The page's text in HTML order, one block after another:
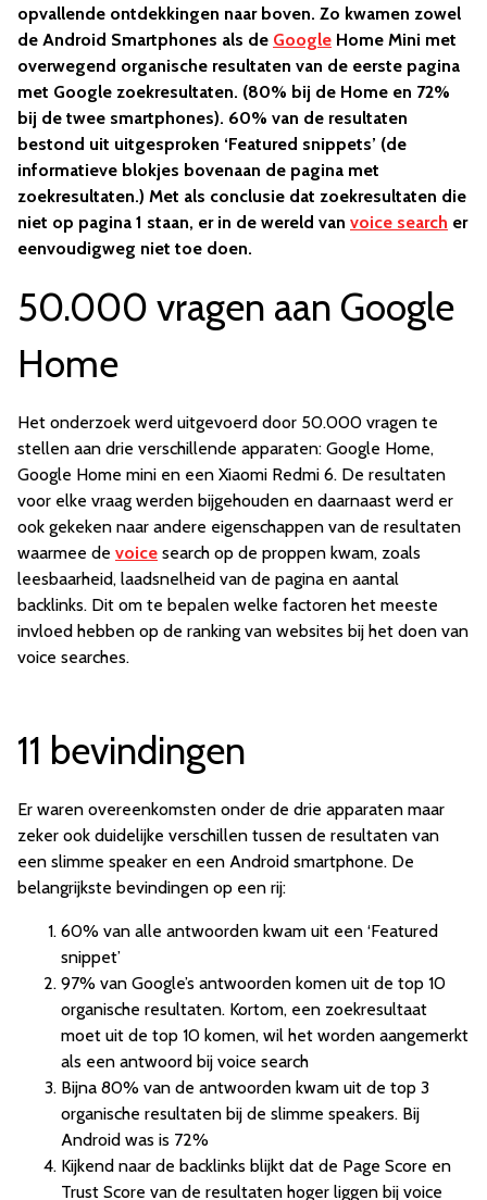
opvallende ontdekkingen naar boven. Zo kwamen zowel
de Android Smartphones als de Google Home Mini met
overwegend organische resultaten van de eerste pagina
met Google zoekresultaten. (80% bij de Home en 72%
bij de twee smartphones). 60% van de resultaten
bestond uit uitgesproken ‘Featured snippets’ (de
informatieve blokjes bovenaan de pagina met
zoekresultaten.) Met als conclusie dat zoekresultaten die
niet op pagina 1 staan, er in de wereld van voice search er
eenvoudigweg niet toe doen.
50.000 vragen aan Google
Home
Het onderzoek werd uitgevoerd door 50.000 vragen te
stellen aan drie verschillende apparaten: Google Home,
Google Home mini en een Xiaomi Redmi 6. De resultaten
voor elke vraag werden bijgehouden en daarnaast werd er
ook gekeken naar andere eigenschappen van de resultaten
waarmee de voice search op de proppen kwam, zoals
leesbaarheid, laadsnelheid van de pagina en aantal
backlinks. Dit om te bepalen welke factoren het meeste
invloed hebben op de ranking van websites bij het doen van
voice searches.
11 bevindingen
Er waren overeenkomsten onder de drie apparaten maar
zeker ook duidelijke verschillen tussen de resultaten van
een slimme speaker en een Android smartphone. De
belangrijkste bevindingen op een rij:
60% van alle antwoorden kwam uit een ‘Featured
snippet’
97% van Google’s antwoorden komen uit de top 10
organische resultaten. Kortom, een zoekresultaat
moet uit de top 10 komen, wil het worden aangemerkt
als een antwoord bij voice search
Bijna 80% van de antwoorden kwam uit de top 3
organische resultaten bij de slimme speakers. Bij
Android was is 72%
Kijkend naar de backlinks blijkt dat de Page Score en
Trust Score van de resultaten hoger liggen bij voice